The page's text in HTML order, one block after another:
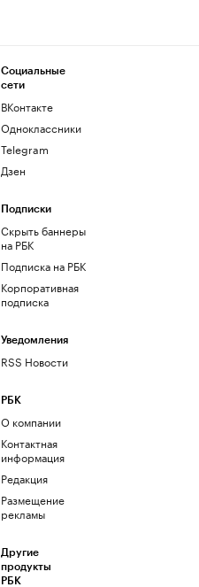
Социальные
сети
ВКонтакте
Одноклассники
Telegram
Дзен
Подписки
Скрыть баннеры
на РБК
Подписка на РБК
Корпоративная
подписка
Уведомления
RSS Новости
РБК
О компании
Контактная
информация
Редакция
Размещение
рекламы
Другие
продукты
РБК